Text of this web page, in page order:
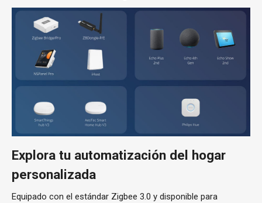
Explora tu automatización del hogar
personalizada
Equipado con el estándar Zigbee 3.0 y disponible para